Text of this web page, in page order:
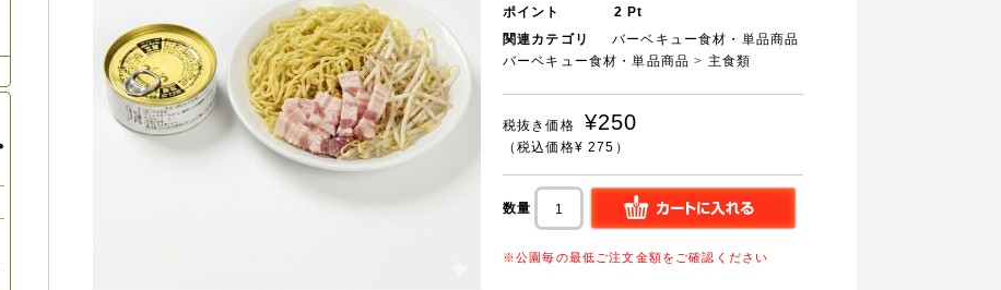
ポイント
2
Pt
関連カテゴリ
バーベキュー食材・単品商品
バーベキュー食材・単品商品 > 主食類
税抜き価格 ¥250
（税込価格¥ 275）
数量
※公園毎の最低ご注文金額をご確認ください